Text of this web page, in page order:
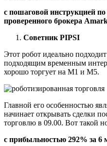
с пошаговой инструкцией
проверенного брокера
Советник PIPSI
Этот робот идеально
подходящим временным
хорошо торгует на М1 и М5.
Главной его особенностью
начинает открывать сделки
торговлю в 09.00. Вот такой
с прибыльностью 292% за 6